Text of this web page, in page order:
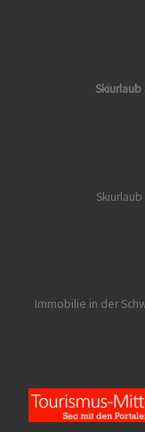
Immobilie in der